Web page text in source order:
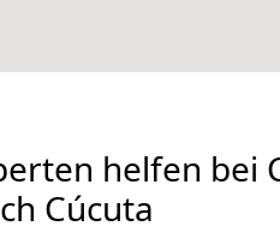
helfen bei
Cúcuta